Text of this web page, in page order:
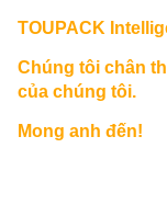
TOUPACK
Chúng tôi chân
của chúng tôi.
Mong anh đến!